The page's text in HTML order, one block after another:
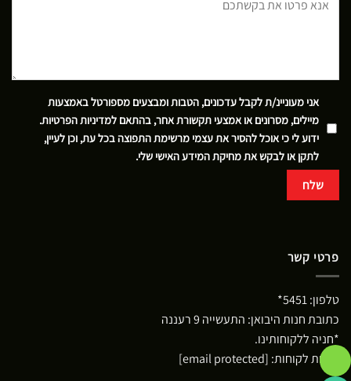
אני מעוניינ/ת לקבל עדכונים, הטבות ומבצעים מספורטל באמצעות
מיילים, מסרונים או אמצעי תקשורת אחר, בהתאם למדיניות הפרטיות.
ידוע לי כי אוכל להסיר את עצמי מרשימת התפוצה בכל עת, וכן לעיין,
לתקן או לבקש את מחיקת המידע האישי שלי.
פרטי קשר
טלפון:5451*
כתובת חנות היבואן: התעשייה 9 רעננה
*חניה ללקוחותינו.
שירות לקוחות: [email protected]